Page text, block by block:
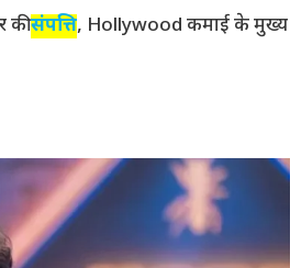
कीसंपत्ति, Hollywood कमाई के मुख्य